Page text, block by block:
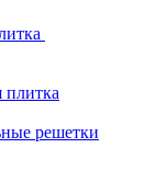
плитка
решетки